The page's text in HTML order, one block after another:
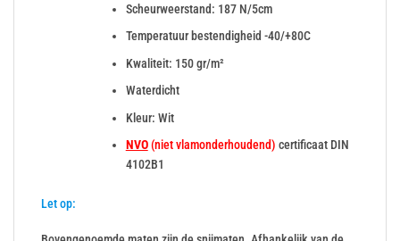
Scheurweerstand: 187 N/5cm
Temperatuur bestendigheid -40/+80C
Kwaliteit: 150 gr/m²
Waterdicht
Kleur: Wit
NVO (niet vlamonderhoudend) certificaat DIN
4102B1
Let op: